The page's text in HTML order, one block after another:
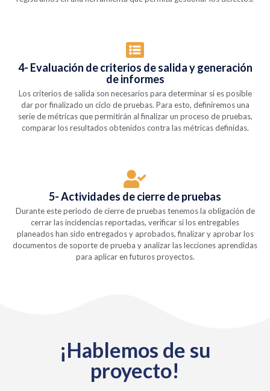
4- Evaluación de criterios de salida y generación
de informes
Los criterios de salida son necesarios para determinar si es posible
dar por finalizado un ciclo de pruebas. Para esto, definiremos una
serie de métricas que permitirán al finalizar un proceso de pruebas,
comparar los resultados obtenidos contra las métricas definidas.
5- Actividades de cierre de pruebas
Durante este periodo de cierre de pruebas tenemos la obligación de
cerrar las incidencias reportadas, verificar si los entregables
planeados han sido entregados y aprobados, finalizar y aprobar los
documentos de soporte de prueba y analizar las lecciones aprendidas
para aplicar en futuros proyectos.
¡Hablemos de su
proyecto!